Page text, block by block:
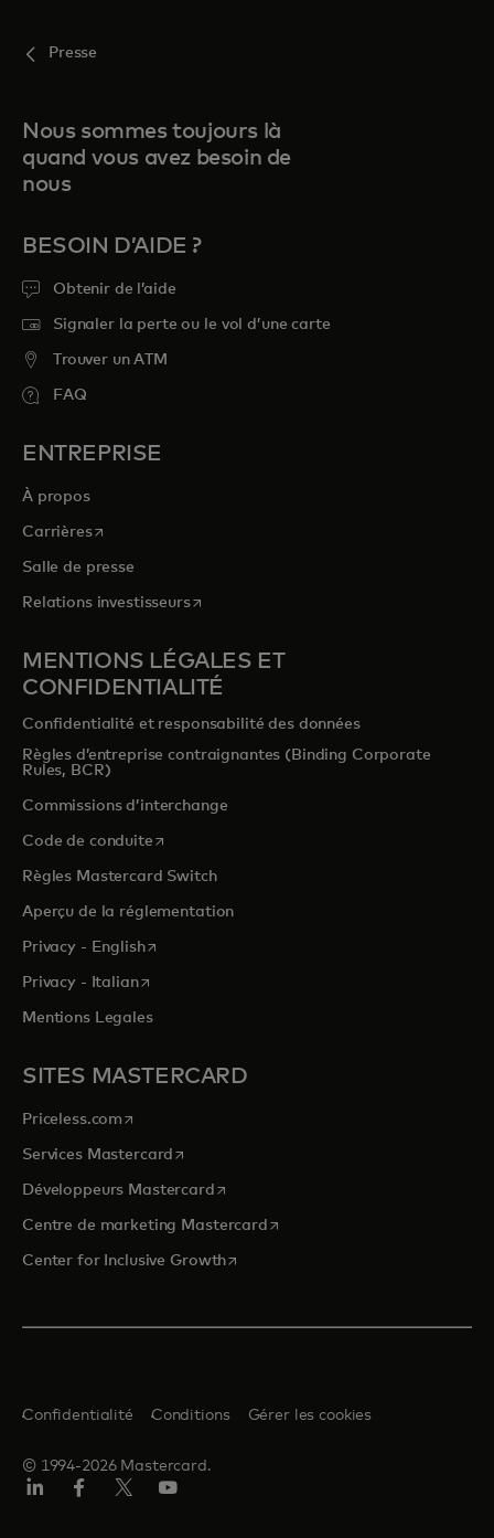
Presse
Nous sommes toujours là
quand vous avez besoin de
nous
BESOIN D’AIDE ?
Obtenir de l’aide
Signaler la perte ou le vol d’une carte
Trouver un ATM
FAQ
ENTREPRISE
À propos
Carrièress’ouvre dans un nouvel onglet
Salle de presse
Relations investisseurss’ouvre dans un nouvel onglet
MENTIONS LÉGALES ET
CONFIDENTIALITÉ
Confidentialité et responsabilité des données
Règles d’entreprise contraignantes (Binding Corporate
Rules, BCR)
Commissions d’interchange
Code de conduites’ouvre dans un nouvel onglet
Règles Mastercard Switch
Aperçu de la réglementation
Privacy - Englishs’ouvre dans un nouvel onglet
Privacy - Italians’ouvre dans un nouvel onglet
Mentions Legales
SITES MASTERCARD
Priceless.com s’ouvre dans un nouvel onglet
Services Mastercard s’ouvre dans un nouvel onglet
Développeurs Mastercards’ouvre dans un nouvel onglet
Centre de marketing Mastercards’ouvre dans un nouvel onglet
Center for Inclusive Growths’ouvre dans un nouvel onglet
© 1994-2026 Mastercard.
Confidentialité Conditions Gérer les cookies